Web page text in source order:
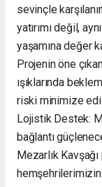
sevinçle
yatırımı değil,
yaşamına değer
Projenin öne
ışıklarında
riski minimize
Lojistik Destek:
bağlantı
Mezarlık
hemşehrilerimizin